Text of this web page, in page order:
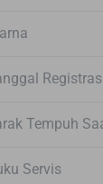
Tempuh
Servis